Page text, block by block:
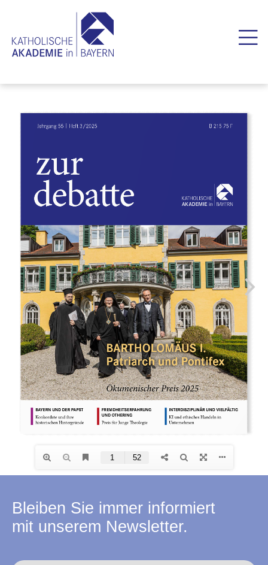
Bleiben Sie immer informiert
mit unserem Newsletter.